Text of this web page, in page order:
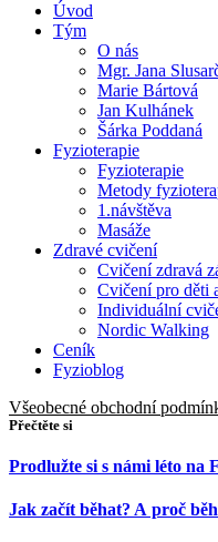
Úvod
Tým
O nás
Mgr. Jana
Marie Bártová
Jan Kulhánek
Šárka Poddaná
Fyzioterapie
Fyzioterapie
Metody
1.návštěva
Masáže
Zdravé cvičení
Cvičení zdravá
Cvičení pro děti
Individuální
Nordic Walking
Ceník
Fyzioblog
Všeobecné obchodní
Přečtěte si
Prodlužte si s námi léto na
Jak začít běhat? A proč